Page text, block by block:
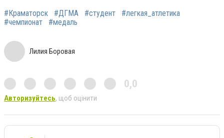
#Краматорск #ДГМА #студент
#легкая_атлетика
#чемпионат
#медаль
Лилия Боровая
0,0
Авторизуйтесь, щоб оцінити